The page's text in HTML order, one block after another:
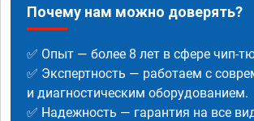
Почему нам можно доверять?
✅ Опыт — более 8 лет в сфере чип-
✅ Экспертность — работаем с
и диагностическим оборудованием.
✅ Надежность — гарантия на все